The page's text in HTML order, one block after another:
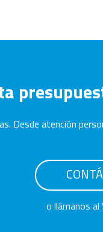
Desde atención
o llámanos al